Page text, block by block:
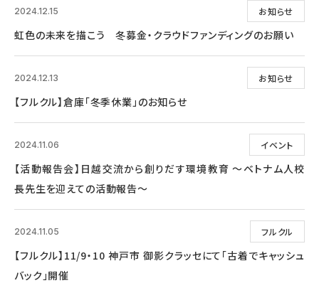
お知らせ
2024.12.15
虹色の未来を描こう 冬募金・クラウドファンディングのお願い
お知らせ
2024.12.13
【フルクル】倉庫「冬季休業」のお知らせ
イベント
2024.11.06
【活動報告会】日越交流から創りだす環境教育 ～ベトナム人校
長先生を迎えての活動報告～
フルクル
2024.11.05
【フルクル】11/9・10 神戸市 御影クラッセにて「古着でキャッシュ
バック」開催